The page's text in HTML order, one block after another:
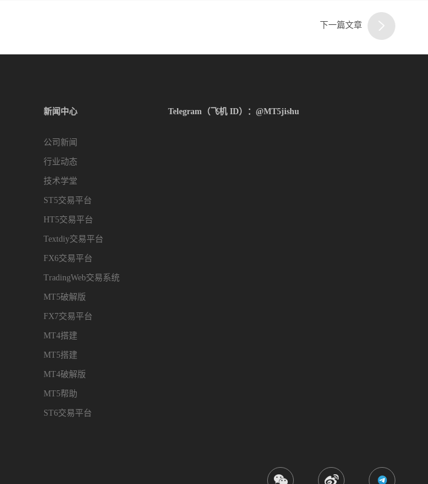
下一篇文章
新闻中心
公司新闻
行业动态
技术学堂
ST5交易平台
HT5交易平台
Textdiy交易平台
FX6交易平台
TradingWeb交易系统
MT5破解版
FX7交易平台
MT4搭建
MT5搭建
MT4破解版
MT5帮助
ST6交易平台
Telegram（飞机 ID）：@MT5jishu